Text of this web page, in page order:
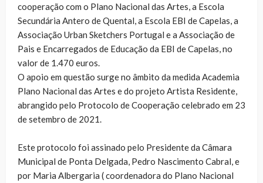
cooperação com o Plano Nacional das Artes, a Escola
Secundária Antero de Quental, a Escola EBI de Capelas, a
Associação Urban Sketchers Portugal e a Associação de
Pais e Encarregados de Educação da EBI de Capelas, no
valor de 1.470 euros.
O apoio em questão surge no âmbito da medida Academia
Plano Nacional das Artes e do projeto Artista Residente,
abrangido pelo Protocolo de Cooperação celebrado em 23
de setembro de 2021.
Este protocolo foi assinado pelo Presidente da Câmara
Municipal de Ponta Delgada, Pedro Nascimento Cabral, e
por Maria Albergaria ( coordenadora do Plano Nacional